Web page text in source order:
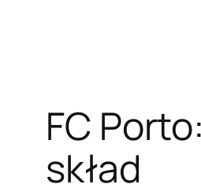
FC
skład